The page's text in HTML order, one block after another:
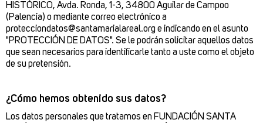
HISTÓRICO, Avda. Ronda, 1-3, 34800 Aguilar de Campoo
(Palencia) o mediante correo electrónico a
protecciondatos@santamarialareal.org e indicando en el asunto
"PROTECCIÓN DE DATOS". Se le podrán solicitar aquellos datos
que sean necesarios para identificarle tanto a uste como el objeto
de su pretensión.
¿Cómo hemos obtenido sus datos?
Los datos personales que tratamos en FUNDACIÓN SANTA